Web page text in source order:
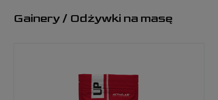
Gainery / Odżywki na masę